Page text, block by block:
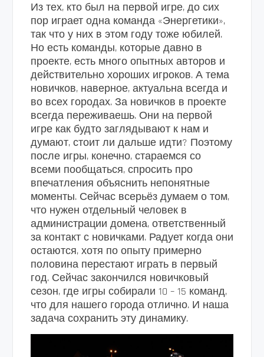
Из тех, кто был на первой игре, до сих
пор играет одна команда «Энергетики»,
так что у них в этом году тоже юбилей.
Но есть команды, которые давно в
проекте, есть много опытных авторов и
действительно хороших игроков. А тема
новичков, наверное, актуальна всегда и
во всех городах. За новичков в проекте
всегда переживаешь. Они на первой
игре как будто заглядывают к нам и
думают, стоит ли дальше идти? Поэтому
после игры, конечно, стараемся со
всеми пообщаться, спросить про
впечатления объяснить непонятные
моменты. Сейчас всерьёз думаем о том,
что нужен отдельный человек в
администрации домена, ответственный
за контакт с новичками. Радует когда они
остаются, хотя по опыту примерно
половина перестают играть в первый
год. Сейчас закончился новичковый
сезон, где игры собирали 10 – 15 команд,
что для нашего города отлично. И наша
задача сохранить эту динамику.